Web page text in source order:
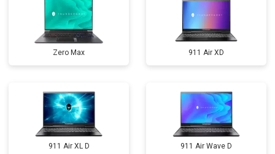
Zero Max 911 Air XD
911 Air XL D 911 Air Wave D